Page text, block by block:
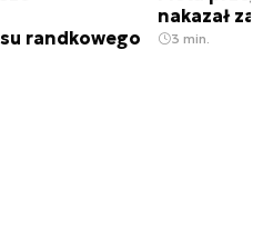
randkowego
nakazał
3 min.